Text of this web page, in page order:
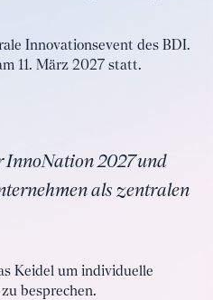
Innovationsevent des BDI.
11. März 2027 statt.
InnoNation 2027 und
als zentralen
Keidel um individuelle
besprechen.